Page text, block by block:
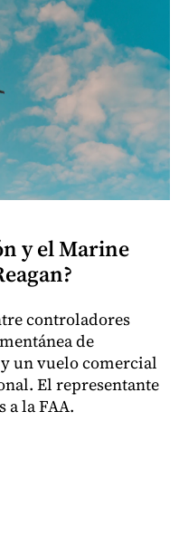
y el Marine
controladores
de
un vuelo comercial
El representante
a la FAA.